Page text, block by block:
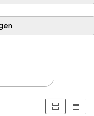
Rezepte für jeden
aus den Kategorien